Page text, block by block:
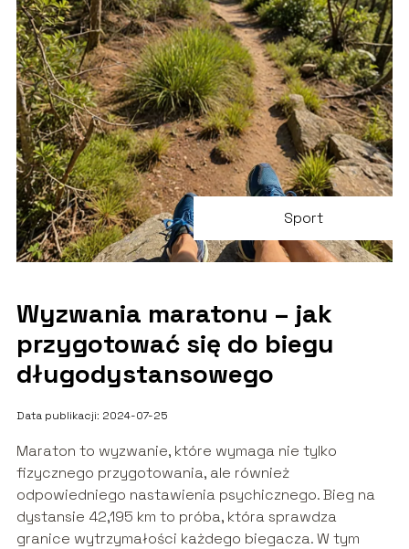
Sport
Wyzwania maratonu – jak
przygotować się do biegu
długodystansowego
Data publikacji: 2024-07-25
Maraton to wyzwanie, które wymaga nie tylko
fizycznego przygotowania, ale również
odpowiedniego nastawienia psychicznego. Bieg na
dystansie 42,195 km to próba, która sprawdza
granice wytrzymałości każdego biegacza. W tym